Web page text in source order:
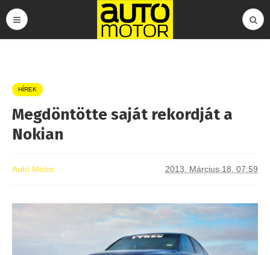
HÍREK
Megdöntötte saját rekordját a
Nokian
Autó Motor 2013. Március 18. 07:59